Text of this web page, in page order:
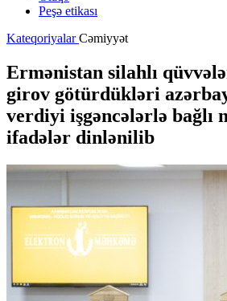
Peşə etikası
KateqoriyalarCəmiyyət
Ermənistan silahlı
girov götürdükləri
verdiyi işgəncələrlə bağlı
ifadələr dinlənilib